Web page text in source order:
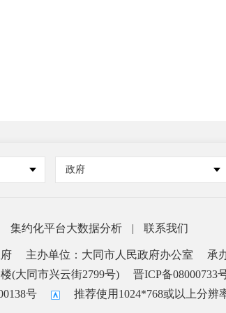
政府
集约化平台大数据分析 | 联系我们
主办单位：大同市人民政府办公室
承
(大同市兴云街2799号)
晋ICP备08000733
号
推荐使用1024*768或以上分辨